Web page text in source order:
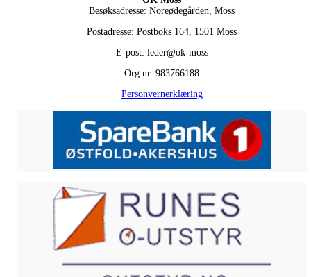
Besøksadresse: Noreødegården, Moss
Postadresse: Postboks 164, 1501 Moss
E-post: leder@ok-moss
Org.nr. 983766188
Personvernerklæring